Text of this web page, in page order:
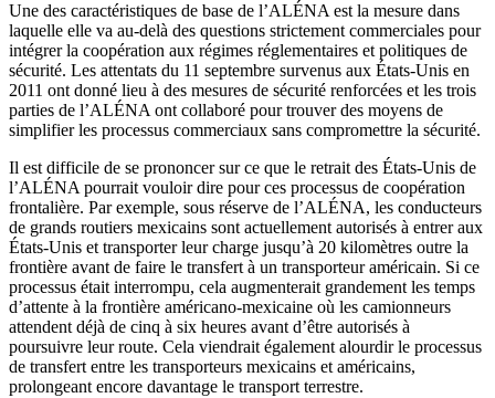
Une des caractéristiques de base de l’ALÉNA est la mesure dans
laquelle elle va au-delà des questions strictement commerciales pour
intégrer la coopération aux régimes réglementaires et politiques de
sécurité. Les attentats du 11 septembre survenus aux États-Unis en
2011 ont donné lieu à des mesures de sécurité renforcées et les trois
parties de l’ALÉNA ont collaboré pour trouver des moyens de
simplifier les processus commerciaux sans compromettre la sécurité.
Il est difficile de se prononcer sur ce que le retrait des États-Unis de
l’ALÉNA pourrait vouloir dire pour ces processus de coopération
frontalière. Par exemple, sous réserve de l’ALÉNA, les conducteurs
de grands routiers mexicains sont actuellement autorisés à entrer aux
États-Unis et transporter leur charge jusqu’à 20 kilomètres outre la
frontière avant de faire le transfert à un transporteur américain. Si ce
processus était interrompu, cela augmenterait grandement les temps
d’attente à la frontière américano-mexicaine où les camionneurs
attendent déjà de cinq à six heures avant d’être autorisés à
poursuivre leur route. Cela viendrait également alourdir le processus
de transfert entre les transporteurs mexicains et américains,
prolongeant encore davantage le transport terrestre.